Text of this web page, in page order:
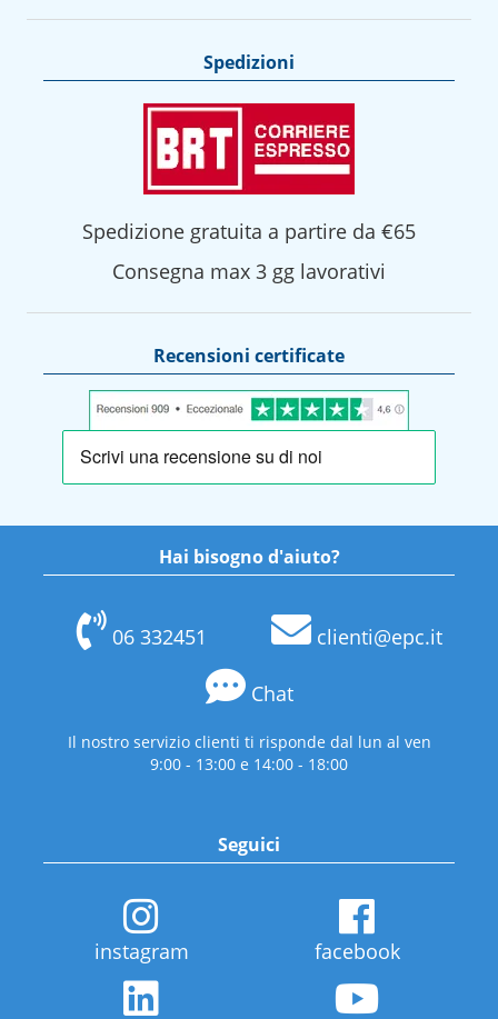
Spedizioni
Spedizione gratuita a partire da €65
Consegna max 3 gg lavorativi
Recensioni certificate
Hai bisogno d'aiuto?
06 332451 clienti@epc.it
Chat
Il nostro servizio clienti ti risponde dal lun al ven
9:00 - 13:00 e 14:00 - 18:00
Seguici
instagram facebook